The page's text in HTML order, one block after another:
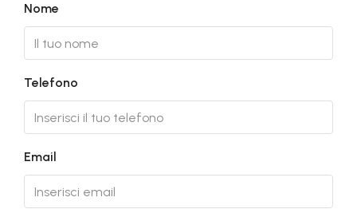
Nome
Telefono
Email